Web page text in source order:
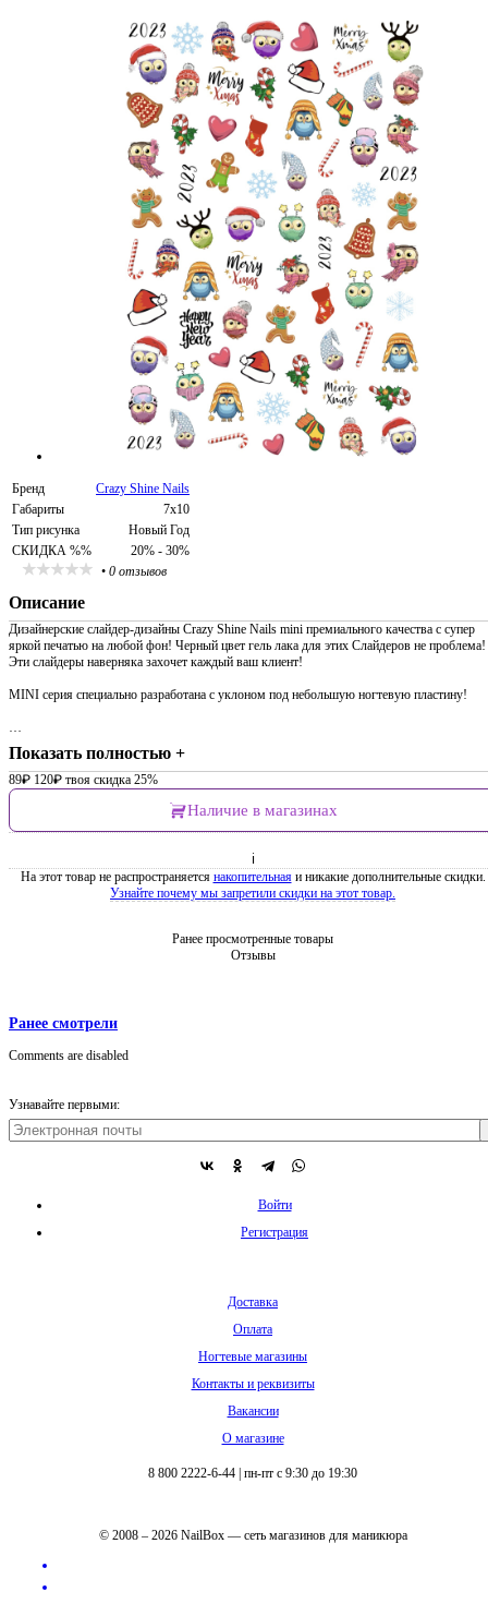
Бренд
Crazy Shine Nails
Габариты
7х10
Тип рисунка
Новый Год
СКИДКА %%
20% - 30%
• 0 отзывов
Описание
Дизайнерские слайдер-дизайны Crazy Shine Nails mini премиального качества с супер
яркой печатью на любой фон! Черный цвет гель лака для этих Слайдеров не проблема!
Эти слайдеры наверняка захочет каждый ваш клиент!
MINI серия специально разработана с уклоном под небольшую ногтевую пластину!
…
Показать полностью +
89₽ 120₽ твоя скидка 25%
Наличие в магазинах
ℹ
На этот товар не распространяется накопительнаяи никакие дополнительные скидки.
Узнайте почему мы запретили скидки на этот товар.
Ранее просмотренные товары
Отзывы
Ранее смотрели
Comments are disabled
Узнавайте первыми:
Войти
Регистрация
Доставка
Оплата
Ногтевые магазины
Контакты и реквизиты
Вакансии
О магазине
8 800 2222-6-44 пн-пт с 9:30 до 19:30
© 2008 – 2026 NailBox — сеть магазинов для маникюра